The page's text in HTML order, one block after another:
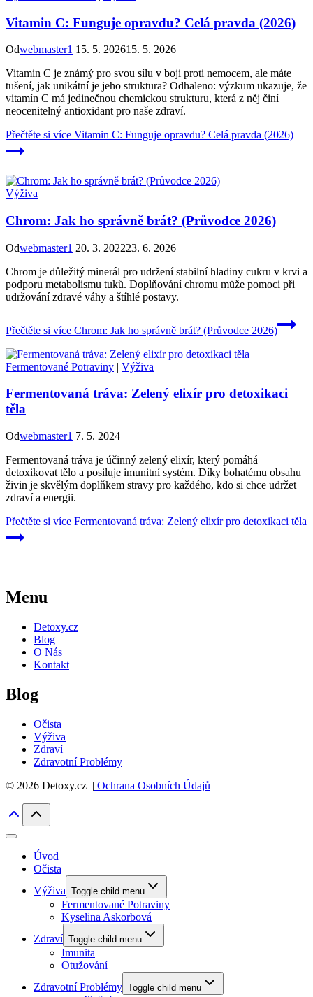
Vitamin C: Funguje opravdu? Celá pravda (2026)
Odwebmaster1 15. 5. 202615. 5. 2026
Vitamin C je známý pro svou sílu v boji proti nemocem, ale máte
tušení, jak unikátní je jeho struktura? Odhaleno: výzkum ukazuje, že
vitamín C má jedinečnou chemickou strukturu, která z něj činí
neocenitelný antioxidant pro naše zdraví.
Přečtěte si více Vitamin C: Funguje opravdu? Celá pravda (2026)
Výživa
Chrom: Jak ho správně brát? (Průvodce 2026)
Odwebmaster1 20. 3. 202223. 6. 2026
Chrom je důležitý minerál pro udržení stabilní hladiny cukru v krvi a
podporu metabolismu tuků. Doplňování chromu může pomoci při
udržování zdravé váhy a štíhlé postavy.
Přečtěte si více Chrom: Jak ho správně brát? (Průvodce 2026)
Fermentované Potraviny | Výživa
Fermentovaná tráva: Zelený elixír pro detoxikaci
těla
Odwebmaster1 7. 5. 2024
Fermentovaná tráva je účinný zelený elixír, který pomáhá
detoxikovat tělo a posiluje imunitní systém. Díky bohatému obsahu
živin je skvělým doplňkem stravy pro každého, kdo si chce udržet
zdraví a energii.
Přečtěte si více Fermentovaná tráva: Zelený elixír pro detoxikaci těla
Menu
Detoxy.cz
Blog
O Nás
Kontakt
Blog
Očista
Výživa
Zdraví
Zdravotní Problémy
© 2026 Detoxy.cz | Ochrana Osobních Údajů
Úvod
Očista
Výživa Toggle child menu
Fermentované Potraviny
Kyselina Askorbová
Zdraví Toggle child menu
Imunita
Otužování
Zdravotní Problémy Toggle child menu